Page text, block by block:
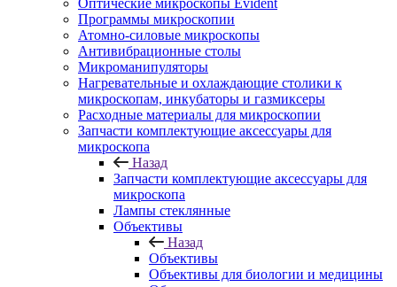
Оптические микроскопы Evident
Программы микроскопии
Атомно-силовые микроскопы
Антивибрационные столы
Микроманипуляторы
Нагревательные и охлаждающие столики к
микроскопам, инкубаторы и газмиксеры
Расходные материалы для микроскопии
Запчасти комплектующие аксессуары для
микроскопа
Назад
Запчасти комплектующие аксессуары для
микроскопа
Лампы стеклянные
Объективы
Назад
Объективы
Объективы для биологии и медицины